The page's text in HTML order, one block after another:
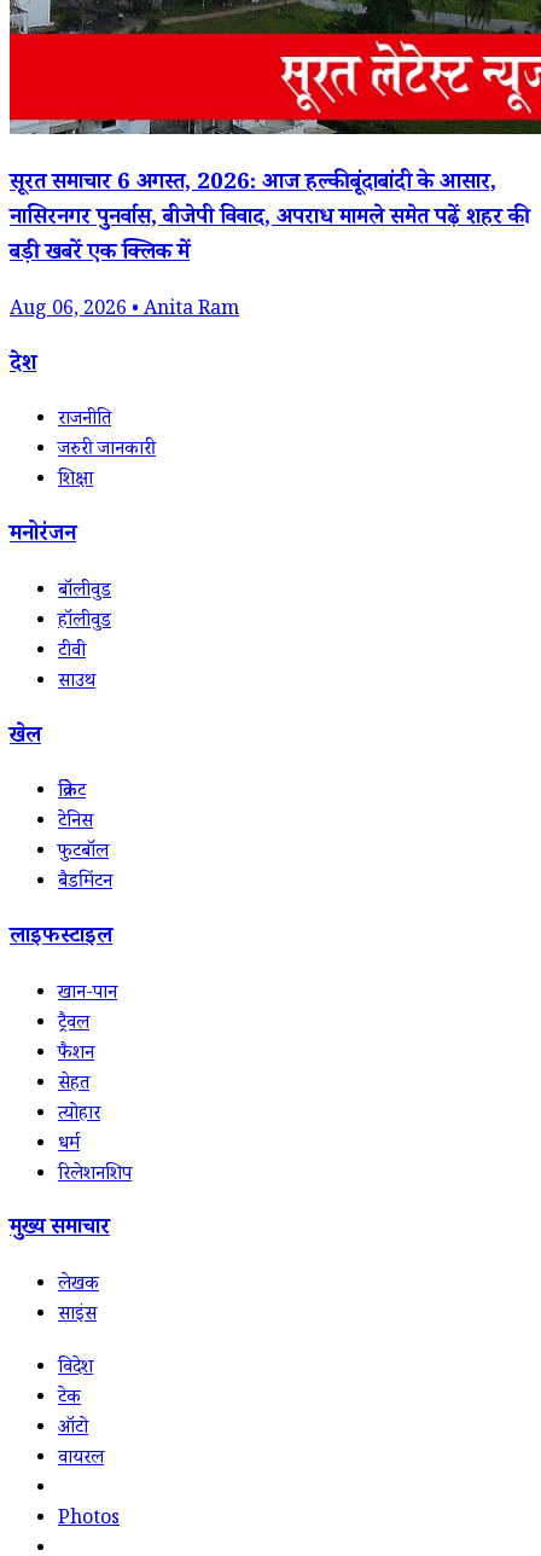
सूरत समाचार 6 अगस्त, 2026: आज हल्की बूंदाबांदी के आसार,
नासिरनगर पुनर्वास, बीजेपी विवाद, अपराध मामले समेत पढ़ें शहर की
बड़ी खबरें एक क्लिक में
Aug 06, 2026 • Anita Ram
देश
राजनीति
जरुरी जानकारी
शिक्षा
मनोरंजन
बॉलीवुड
हॉलीवुड
टीवी
साउथ
खेल
क्रिकेट
टेनिस
फुटबॉल
बैडमिंटन
लाइफस्टाइल
खान-पान
ट्रैवल
फैशन
सेहत
त्योहार
धर्म
रिलेशनशिप
मुख्य समाचार
लेखक
साइंस
विदेश
टेक
ऑटो
वायरल
Photos